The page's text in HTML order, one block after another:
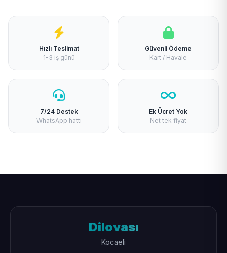
Hızlı Teslimat
1-3 iş günü
Güvenli Ödeme
Kart / Havale
7/24 Destek
WhatsApp hattı
Ek Ücret Yok
Net tek fiyat
Dilovası
Kocaeli